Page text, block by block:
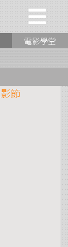
電影學堂
節